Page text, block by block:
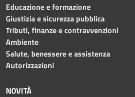
Educazione e formazione
Giustizia e sicurezza pubblica
Tributi, finanze e contravvenzioni
Ambiente
Salute, benessere e assistenza
Autorizzazioni
NOVITÀ